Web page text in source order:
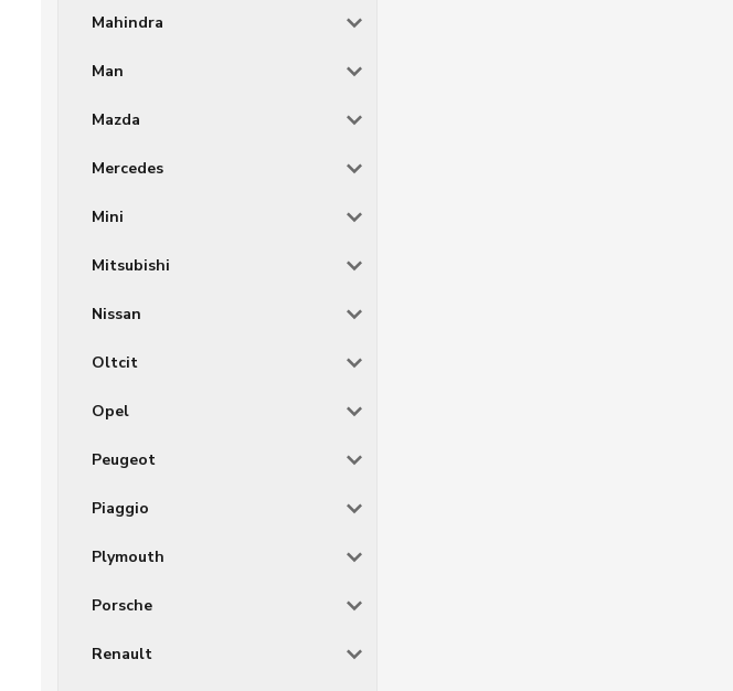
Mahindra
Man
Mazda
Mercedes
Mini
Mitsubishi
Nissan
Oltcit
Opel
Peugeot
Piaggio
Plymouth
Porsche
Renault